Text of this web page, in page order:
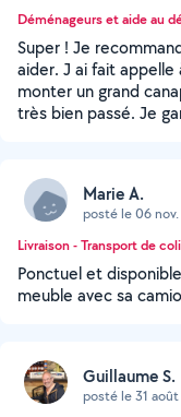
Déménageurs et aide au
Super ! Je
aider. J ai fait
monter un grand
très bien passé. Je
Marie A.
posté le 06
Livraison - Transport de
Ponctuel et
meuble avec sa
Guillaume S.
posté le 31